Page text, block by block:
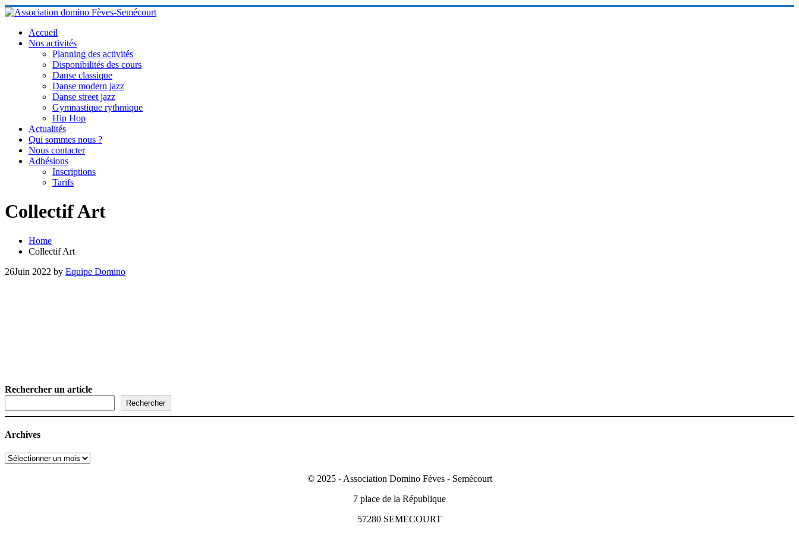
Skip
to
contentAccueil
Nos activités
Planning des activités
Disponibilités des cours
Danse classique
Danse modern jazz
Danse street jazz
Gymnastique rythmique
Hip Hop
Actualités
Qui sommes nous ?
Nous contacter
Adhésions
Inscriptions
Tarifs
Collectif Art
Home
Collectif Art
26Juin 2022 by Equipe Domino
Rechercher un article
Rechercher
Archives
Archives
© 2025 - Association Domino Fèves - Semécourt
7 place de la République
57280 SEMECOURT